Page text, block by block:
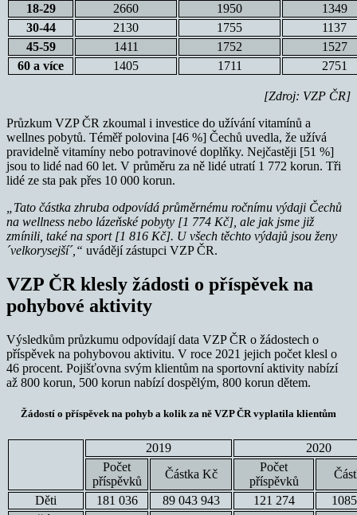
18-29
2660 1950
1349
30-44
2130 1755
1137
45-59
1411 1752
1527
60 a více
1405 1711 2751
[Zdroj: VZP ČR]
Průzkum VZP ČR zkoumal i investice do užívání vitamínů a
wellnes pobytů. Téměř polovina [46 %] Čechů uvedla, že užívá
pravidelně vitamíny nebo potravinové doplňky. Nejčastěji [51 %]
jsou to lidé nad 60 let. V průměru za ně lidé utratí 1 772 korun. Tři
lidé ze sta pak přes 10 000 korun.
„Tato částka zhruba odpovídá průměrnému ročnímu výdaji Čechů
na wellness nebo lázeňské pobyty [1 774 Kč], ale jak jsme již
zmínili, také na sport [1 816 Kč]. U všech těchto výdajů jsou ženy
´velkorysejší´,“ uvádějí zástupci VZP ČR.
VZP ČR klesly žádosti o příspěvek na
pohybové aktivity
Výsledkům průzkumu odpovídají data VZP ČR o žádostech o
příspěvek na pohybovou aktivitu. V roce 2021 jejich počet klesl o
46 procent. Pojišťovna svým klientům na sportovní aktivity nabízí
až 800 korun, 500 korun nabízí dospělým, 800 korun dětem.
Žádostí o příspěvek na pohyb a kolik za ně VZP ČR vyplatila klientům
2019
2020
Počet
příspěvků
Částka Kč
Počet
příspěvků
Děti
181 036 89 043 943 121 274